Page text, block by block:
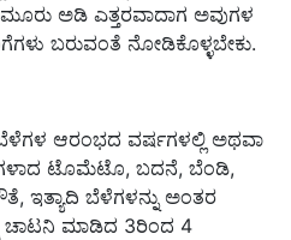
ಅಡಿ ಎತ್ತರವಾದಾಗ ಅವುಗಳ
ಬರುವಂತೆ ನೋಡಿಕೊಳ್ಳಬೇಕು.
ಬೆಳೆಗಳ ಆರಂಭದ ವರ್ಷಗಳಲ್ಲಿ ಅಥವಾ
ಟೊಮೆಟೊ, ಬದನೆ, ಬೆಂಡಿ,
ಇತ್ಯಾದಿ ಬೆಳೆಗಳನ್ನು ಅಂತರ
ಚಾಟನಿ ಮಾಡಿದ 3ರಿಂದ 4